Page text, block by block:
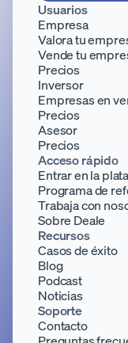
Usuarios
Empresa
Valora tu
Vende tu
Precios
Inversor
Empresas en
Precios
Asesor
Precios
Acceso rápido
Entrar en la
Programa de
Trabaja con
Sobre Deale
Recursos
Casos de éxito
Blog
Podcast
Noticias
Soporte
Contacto